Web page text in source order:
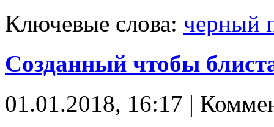
Ключевые слова: черный
Созданный чтобы
01.01.2018, 16:17 |